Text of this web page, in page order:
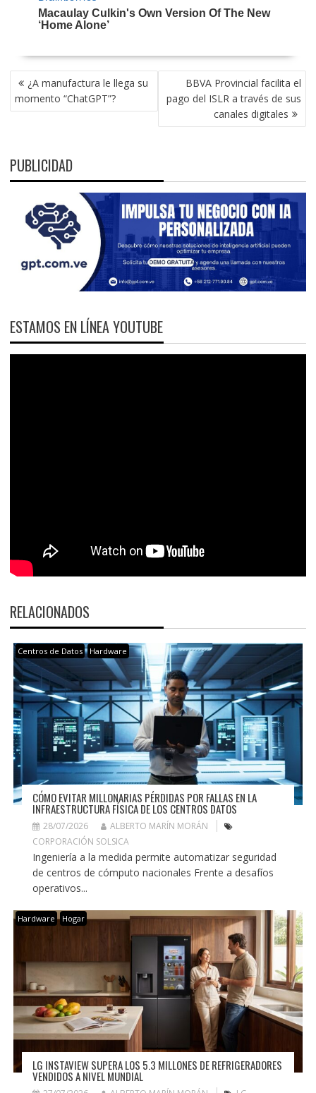
NAVEGACIÓN
DE
ENTRADAS
¿A manufactura le llega su
momento “ChatGPT”?
BBVA Provincial facilita el
pago del ISLR a través de sus
canales digitales
PUBLICIDAD
ESTAMOS EN LÍNEA YOUTUBE
RELACIONADOS
Centros de Datos Hardware
CÓMO EVITAR MILLONARIAS PÉRDIDAS POR FALLAS EN LA
INFRAESTRUCTURA FÍSICA DE LOS CENTROS DATOS
28/07/2026
ALBERTO MARÍN MORÁN
CORPORACIÓN SOLSICA
Ingeniería a la medida permite automatizar seguridad
de centros de cómputo nacionales Frente a desafíos
operativos...
Hardware Hogar
LG INSTAVIEW SUPERA LOS 5.3 MILLONES DE REFRIGERADORES
VENDIDOS A NIVEL MUNDIAL